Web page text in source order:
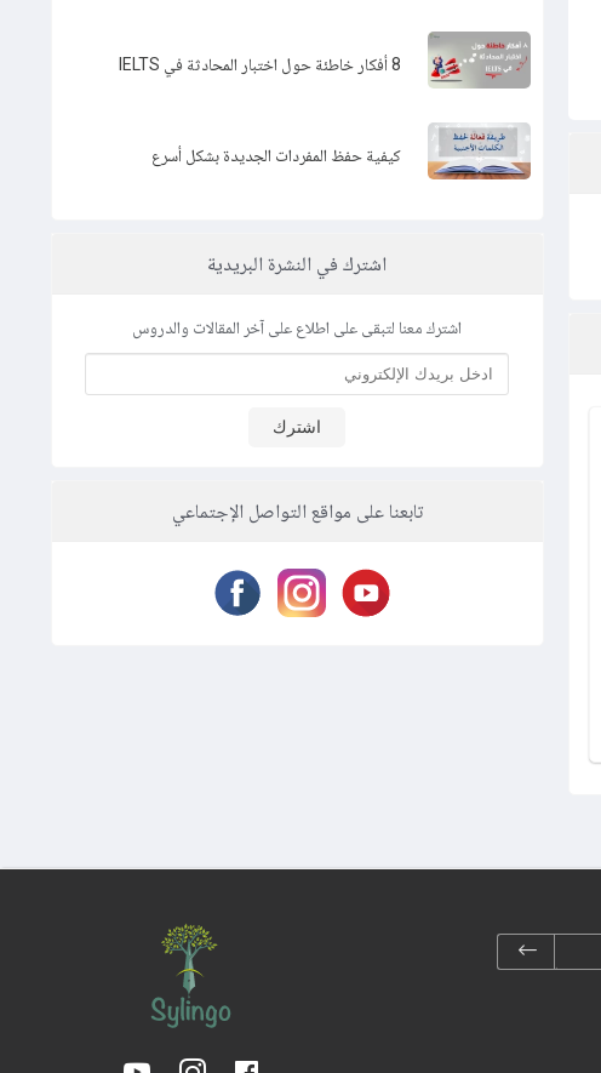
8 أفكار خاطئة حول اختبار المحادثة في IELTS
كيفية حفظ المفردات الجديدة بشكل أسرع
اشترك في النشرة البريدية
اشترك معنا لتبقى على اطلاع على آخر المقالات والدروس
اشترك
تابعنا على مواقع التواصل الإجتماعي